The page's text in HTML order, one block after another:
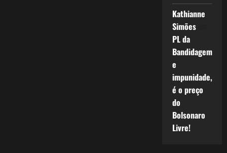
Kathianne
Simõesem
PL da
Bandidagem
e
impunidade,
é o preço
do
Bolsonaro
Livre!